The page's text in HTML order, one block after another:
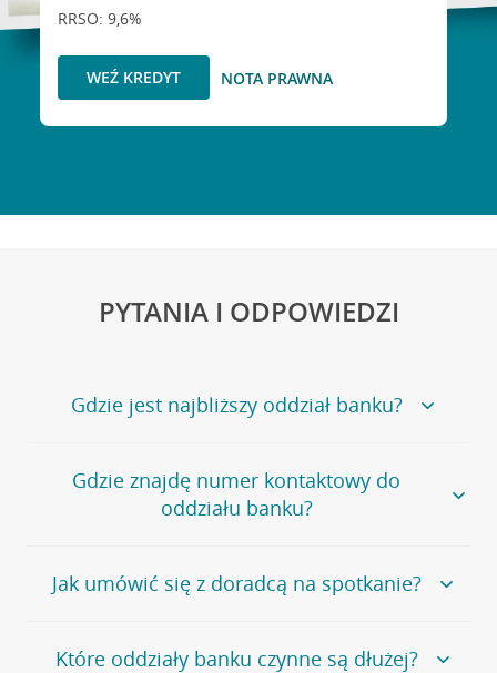
RRSO: 9,6%
WEŹ KREDYT NOTA PRAWNA
PYTANIA I ODPOWIEDZI
Gdzie jest najbliższy oddział banku?
Jeśli szukasz oddziału naszego banku, zapraszamy na
stronęPlacówki i bankomaty, na której znajduje się
wygodna wyszukiwarka.
oddziałów
Gdzie znajdę numer kontaktowy do
oddziału banku?
Bank Credit Agricole nie udostępnia ogólnego numeru
telefonu do placówki bankowej.
umówienia się z doradcą w placówce bankowej .
Jak umówić się z doradcą na spotkanie?
Jeśli jesteś już naszym
Które oddziały banku czynne są dłużej?